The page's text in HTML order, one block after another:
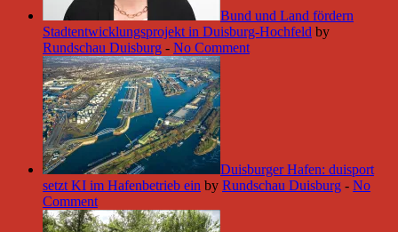
Bund und Land fördern
Stadtentwicklungsprojekt in Duisburg-Hochfeld by
Rundschau Duisburg - No Comment
Duisburger Hafen: duisport
setzt KI im Hafenbetrieb ein by Rundschau Duisburg - No
Comment